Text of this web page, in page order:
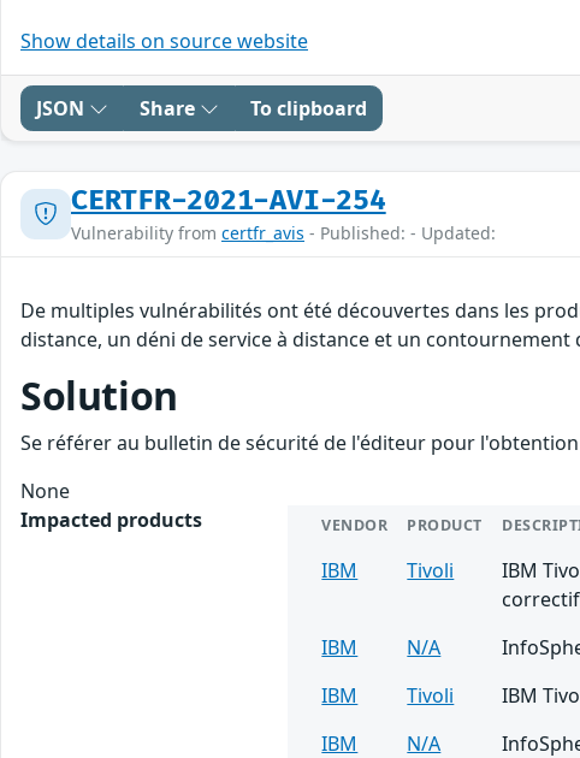
Show details on source website
JSON Share To clipboard
CERTFR-2021-AVI-254
Vulnerability from certfr_avis - Published: - Updated:
De multiples vulnérabilités ont été découvertes dans les
distance, un déni de service à distance et un contournement
Solution
Se référer au bulletin de sécurité de l'éditeur pour
None
Impacted products
VENDOR PRODUCT
IBM Tivoli
IBM
IBM
N/A
IBM
Tivoli
IBM
IBM
N/A